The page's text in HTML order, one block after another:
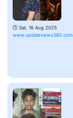
🕑 Sat, 16 Aug 2025
www.updatenews360.com